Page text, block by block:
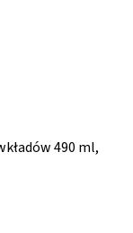
490 ml,